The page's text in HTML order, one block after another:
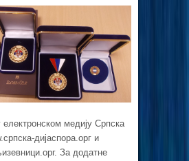
медију Српска
дијаспора.орг и
За додатне